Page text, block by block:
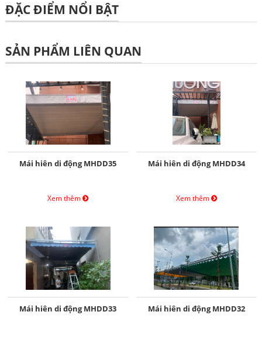
ĐẶC ĐIỂM NỔI BẬT
SẢN PHẨM LIÊN QUAN
Mái hiên di động MHDD35
Xem thêm
Mái hiên di động MHDD34
Xem thêm
Mái hiên di động MHDD33 Mái hiên di động MHDD32